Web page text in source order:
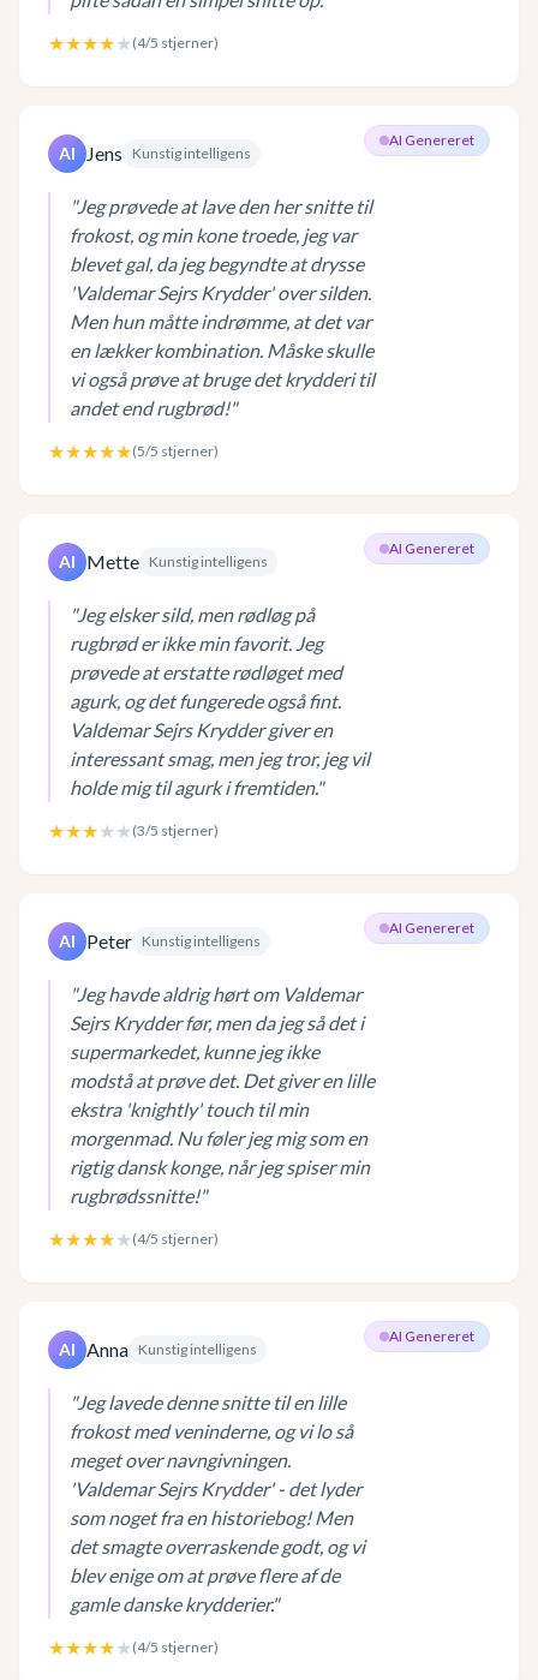
★★★★★ (4/5 stjerner)
AI Genereret
AI Jens Kunstig intelligens
"Jeg prøvede at lave den her snitte til
frokost, og min kone troede, jeg var
blevet gal, da jeg begyndte at drysse
'Valdemar Sejrs Krydder' over silden.
Men hun måtte indrømme, at det var
en lækker kombination. Måske skulle
vi også prøve at bruge det krydderi til
andet end rugbrød!"
★★★★★(5/5 stjerner)
AI Genereret
AI Mette Kunstig intelligens
"Jeg elsker sild, men rødløg på
rugbrød er ikke min favorit. Jeg
prøvede at erstatte rødløget med
agurk, og det fungerede også fint.
Valdemar Sejrs Krydder giver en
interessant smag, men jeg tror, jeg vil
holde mig til agurk i fremtiden."
★★★★★ (3/5 stjerner)
AI Genereret
AI Peter Kunstig intelligens
"Jeg havde aldrig hørt om Valdemar
Sejrs Krydder før, men da jeg så det i
supermarkedet, kunne jeg ikke
modstå at prøve det. Det giver en lille
ekstra 'knightly' touch til min
morgenmad. Nu føler jeg mig som en
rigtig dansk konge, når jeg spiser min
rugbrødssnitte!"
★★★★★ (4/5 stjerner)
AI Genereret
AI Anna Kunstig intelligens
"Jeg lavede denne snitte til en lille
frokost med veninderne, og vi lo så
meget over navngivningen.
'Valdemar Sejrs Krydder' - det lyder
som noget fra en historiebog! Men
det smagte overraskende godt, og vi
blev enige om at prøve flere af de
gamle danske krydderier."
★★★★★ (4/5 stjerner)